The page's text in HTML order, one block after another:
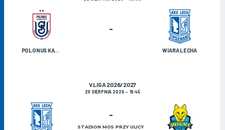
POLONUS KAZIMIERZ BISKUPI WIARA LECHA
-
V LIGA 2026/2027
29 SIERPNIA 2026 19:45
-
STADION MOS PRZY ULICY